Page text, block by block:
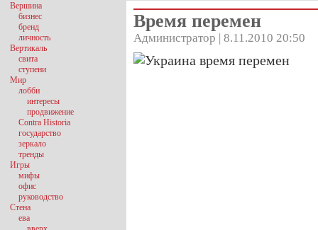
Время перемен
Администратор | 8.11.2010 20:50
Вершина
бизнес
бренд
личность
Вертикаль
свита
ступени
Мир
лобби
интересы
продвижение
Contra Historia
государство
зеркало
тренды
Игры
мифы
офис
руководство
Стена
ева